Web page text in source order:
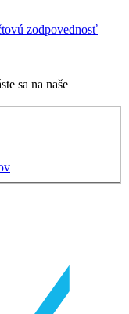
zodpovednosť
sa na naše